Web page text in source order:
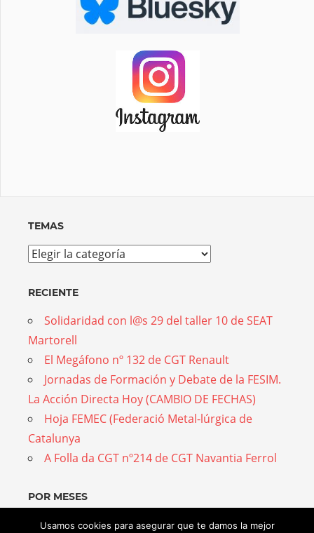
TEMAS
Temas
RECIENTE
Solidaridad con l@s 29 del taller 10 de SEAT
Martorell
El Megáfono nº 132 de CGT Renault
Jornadas de Formación y Debate de la FESIM.
La Acción Directa Hoy (CAMBIO DE FECHAS)
Hoja FEMEC (Federació Metal-lúrgica de
Catalunya
A Folla da CGT nº214 de CGT Navantia Ferrol
POR MESES
PorUsamos cookies para asegurar que te damos la mejor